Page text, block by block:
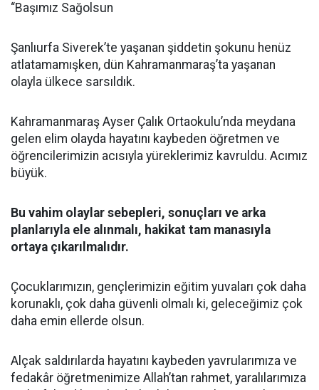
“Başımız Sağolsun
Şanlıurfa Siverek’te yaşanan şiddetin şokunu henüz
atlatamamışken, dün Kahramanmaraş’ta yaşanan
olayla ülkece sarsıldık.
Kahramanmaraş Ayser Çalık Ortaokulu’nda meydana
gelen elim olayda hayatını kaybeden öğretmen ve
öğrencilerimizin acısıyla yüreklerimiz kavruldu. Acımız
büyük.
Bu vahim olaylar sebepleri, sonuçları ve arka
planlarıyla ele alınmalı, hakikat tam manasıyla
ortaya çıkarılmalıdır.
Çocuklarımızın, gençlerimizin eğitim yuvaları çok daha
korunaklı, çok daha güvenli olmalı ki, geleceğimiz çok
daha emin ellerde olsun.
Alçak saldırılarda hayatını kaybeden yavrularımıza ve
fedakâr öğretmenimize Allah’tan rahmet, yaralılarımıza